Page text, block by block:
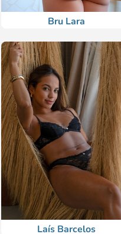
Bru Lara
Laís Barcelos